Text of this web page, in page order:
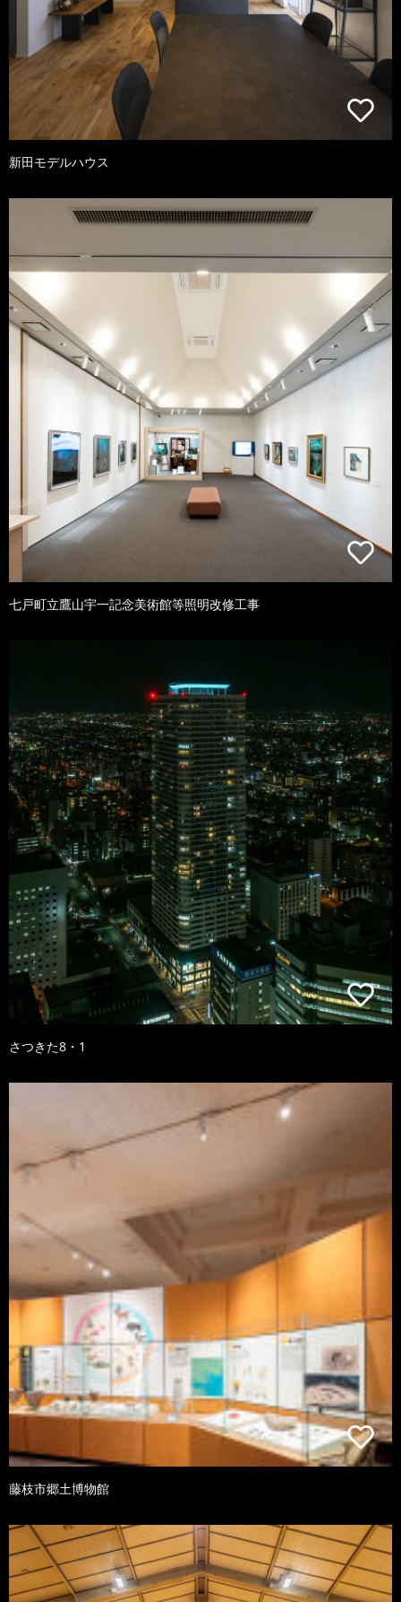
新田モデルハウス
七戸町立鷹山宇一記念美術館等照明改修工事
さつきた8・1
藤枝市郷土博物館